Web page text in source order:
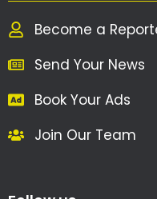
Become a
Send Your News
Book Your Ads
Join Our Team